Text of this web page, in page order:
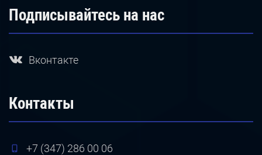
Подписывайтесь на нас
Вконтакте
Контакты
+7 (347) 286 00 06